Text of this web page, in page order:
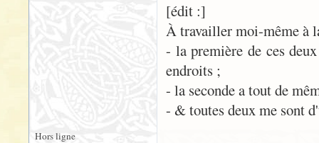
[édit :]
À travailler moi-même à
- la première de ces
endroits ;
- la seconde a tout de
- & toutes deux me sont
Hors ligne